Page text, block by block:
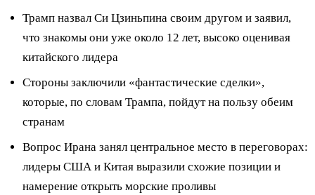
Трамп назвал Си Цзиньпина своим другом и заявил,
что знакомы они уже около 12 лет, высоко оценивая
китайского лидера
Стороны заключили «фантастические сделки»,
которые, по словам Трампа, пойдут на пользу обеим
странам
Вопрос Ирана занял центральное место в переговорах:
лидеры США и Китая выразили схожие позиции и
намерение открыть морские проливы